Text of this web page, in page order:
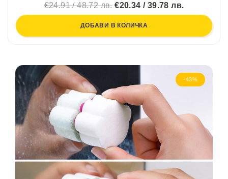
€24.91 / 48.72 лв.€20.34 / 39.78 лв.
ДОБАВИ В КОЛИЧКА
-43%